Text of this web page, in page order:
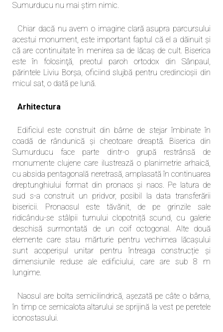
Sumurducu nu mai știm nimic.
Chiar dacă nu avem o imagine clară asupra parcursului
acestui monument, este important faptul că el a dăinuit și
că are continuitate în menirea sa de lăcaș de cult. Biserica
este în folosinţă, preotul paroh ortodox din Sânpaul,
părintele Liviu Borșa, oficiind slujbă pentru credincioșii din
micul sat, o dată pe lună.
Arhitectura
Edificiul este construit din bârne de stejar îmbinate în
coadă de rândunică și cheotoare dreaptă. Biserica din
Sumurducu face parte dintr-o grupă restrânsă de
monumente clujene care ilustrează o planimetrie arhaică,
cu absida pentagonală neretrasă, amplasată în continuarea
dreptunghiului format din pronaos și naos. Pe latura de
sud s-a construit un pridvor, posibil la data transferării
bisericii. Pronaosul este tăvănit, de pe grinzile sale
ridicându-se stâlpii turnului clopotniță scund, cu galerie
deschisă surmontată de un coif octogonal. Alte două
elemente care stau mărturie pentru vechimea lăcașului
sunt acoperișul unitar pentru întreaga construcție și
dimensiunile reduse ale edificiului, care are sub 8 m
lungime.
Naosul are bolta semicilindrică, așezată pe câte o bârna,
în timp ce semicalota altarului se sprijină la vest pe peretele
iconostasului.